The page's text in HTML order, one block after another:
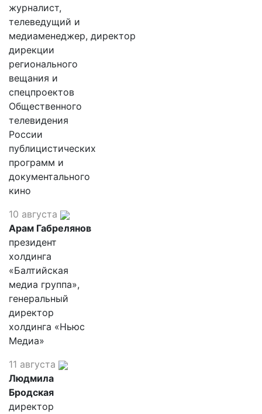
журналист,
телеведущий и
медиаменеджер, директор
дирекции
регионального
вещания и
спецпроектов
Общественного
телевидения
России
публицистических
программ и
документального
кино
10 августа
Арам Габрелянов
президент
холдинга
«Балтийская
медиа группа»,
генеральный
директор
холдинга «Ньюс
Медиа»
11 августа
Людмила
Бродская
директор